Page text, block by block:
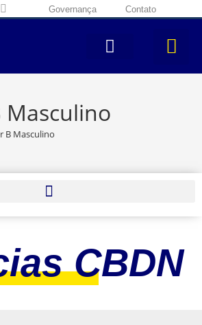
de ferramentas
Governança Contato
Masculino
B Masculino
CBDN